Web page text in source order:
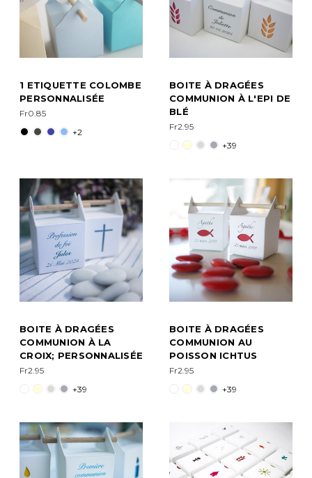
1 ETIQUETTE COLOMBE
PERSONNALISÉE
Fr0.85
+2
BOITE À DRAGÉES
COMMUNION À L'EPI DE
BLÉ
Fr2.95
+39
BOITE À DRAGÉES
COMMUNION À LA
CROIX; PERSONNALISÉE
Fr2.95
+39
BOITE À DRAGÉES
COMMUNION AU
POISSON ICHTUS
Fr2.95
+39